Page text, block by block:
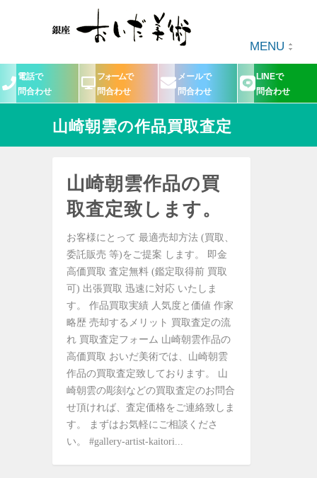
MENU
電話で
問合わせ
フォームで
問合わせ
メールで
問合わせ
LINEで
問合わせ
山崎朝雲の作品買取査定
山崎朝雲作品の買
取査定致します。
お客様にとって 最適売却方法 (買取、
委託販売 等)をご提案 します。 即金
高価買取 査定無料 (鑑定取得前 買取
可) 出張買取 迅速に対応 いたしま
す。 作品買取実績 人気度と価値 作家
略歴 売却するメリット 買取査定の流
れ 買取査定フォーム 山崎朝雲作品の
高価買取 おいだ美術では、山崎朝雲
作品の買取査定致しております。 山
崎朝雲の彫刻などの買取査定のお問合
せ頂ければ、査定価格をご連絡致しま
す。 まずはお気軽にご相談くださ
い。 #gallery-artist-kaitori...